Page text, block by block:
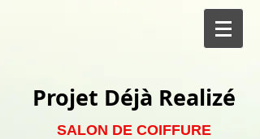
Projet Déjà Realizé
SALON DE COIFFURE